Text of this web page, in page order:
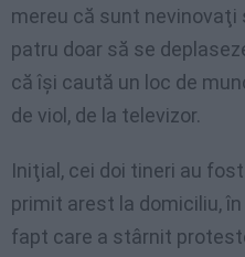
mereu că sunt
patru doar să se
că îşi caută un loc de
de viol, de la televizor.
Iniţial, cei doi tineri au
primit arest la domiciliu,
fapt care a stârnit